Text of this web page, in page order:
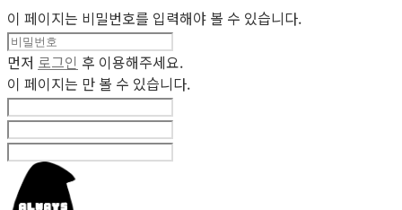
이 페이지는 비밀번호를 입력해야 볼 수 있습니다.
먼저 로그인 후 이용해주세요.
이 페이지는 만 볼 수 있습니다.